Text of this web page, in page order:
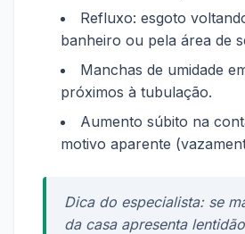
Refluxo: esgoto
banheiro ou pela área de
Manchas de umidade
próximos à tubulação.
Aumento súbito na
motivo aparente
Dica do especialista: se
da casa apresenta